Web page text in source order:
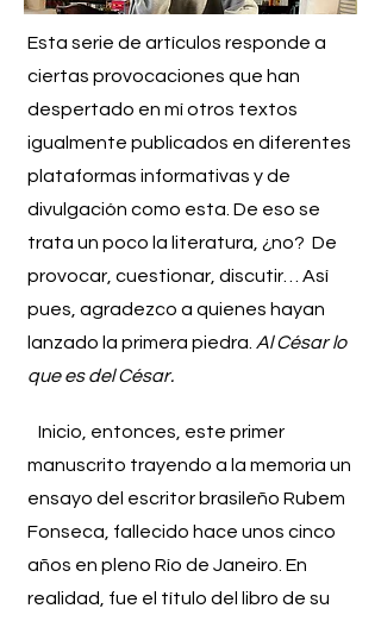
Esta serie de artículos responde a
ciertas provocaciones que han
despertado en mí otros textos
igualmente publicados en diferentes
plataformas informativas y de
divulgación como esta. De eso se
trata un poco la literatura, ¿no? De
provocar, cuestionar, discutir… Así
pues, agradezco a quienes hayan
lanzado la primera piedra. Al César lo
que es del César.
Inicio, entonces, este primer
manuscrito trayendo a la memoria un
ensayo del escritor brasileño Rubem
Fonseca, fallecido hace unos cinco
años en pleno Río de Janeiro. En
realidad, fue el título del libro de su